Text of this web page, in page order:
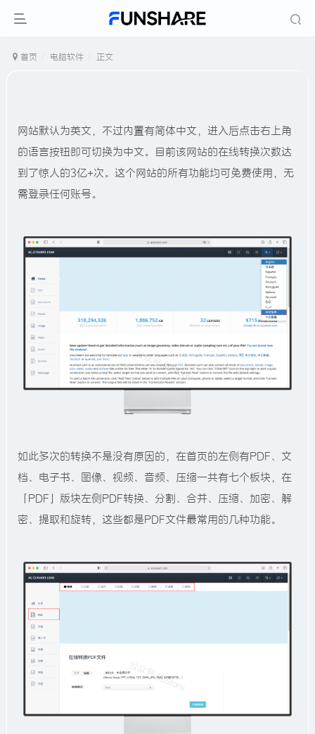
首页 电脑软件 正文
网站默认为英文，不过内置有简体中文，进入后点击右上角
的语言按钮即可切换为中文。目前该网站的在线转换次数达
到了惊人的3亿+次。这个网站的所有功能均可免费使用，无
需登录任何账号。
如此多次的转换不是没有原因的，在首页的左侧有PDF、文
档、电子书、图像、视频、音频、压缩一共有七个板块，在
「PDF」版块左侧PDF转换、分割、合并、压缩、加密、解
密、提取和旋转，这些都是PDF文件最常用的几种功能。